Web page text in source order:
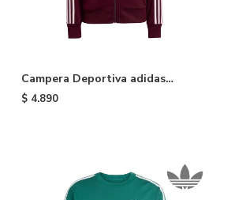
Campera Deportiva adidas
Firebird Holgada - Maroon
$ 4.890